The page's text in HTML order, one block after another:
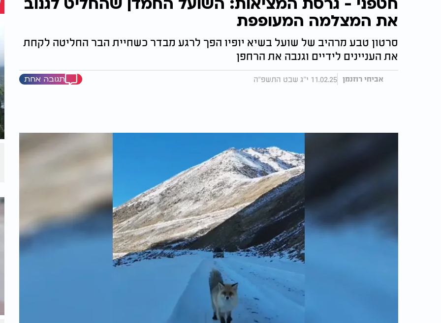
את המצלמה המעופפת
סרטון טבע מרהיב של שועל בשיא יופיו הפך לרגע מבדר כשחיית הבר החליטה לקחת
את העניינים לידיים וגנבה את הרחפן
אביחי רוזנמן 11.02.25 י"ג שבט התשפ"ה תגובה אחת